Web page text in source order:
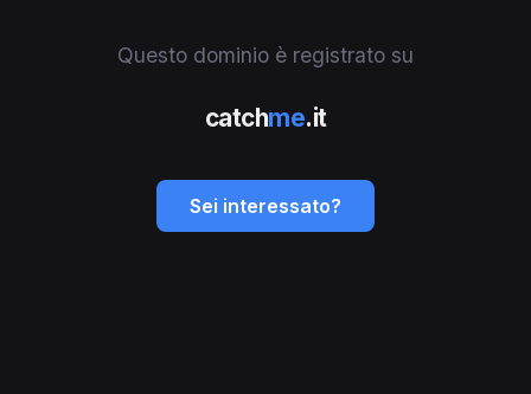
Questo dominio è registrato su
catchme.it
Sei interessato?